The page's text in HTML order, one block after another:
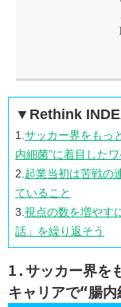
▼Rethink
1.サッカー界をもっ
内細菌”に着目したワ
2.起業当初は苦戦の
ていること
3.視点の数を増やす
話」を繰り返そう
1.サッカー界を
キャリアで“腸